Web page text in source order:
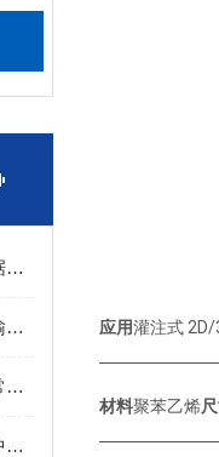
数据记录仪的精度校准与数据可靠性保障
气压变送器工作原理与信号输出方式详解
粒子计数器的校准规范与日常维护保养技巧
冷链温度记录仪在食品安全中的关键作用
应用灌注式
材料聚苯乙烯